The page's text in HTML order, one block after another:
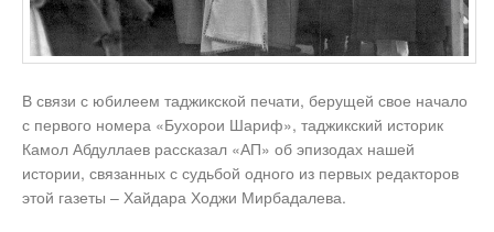
В связи с юбилеем таджикской печати, берущей свое начало
с первого номера «Бухорои Шариф», таджикский историк
Камол Абдуллаев рассказал «АП» об эпизодах нашей
истории, связанных с судьбой одного из первых редакторов
этой газеты – Хайдара Ходжи Мирбадалева.